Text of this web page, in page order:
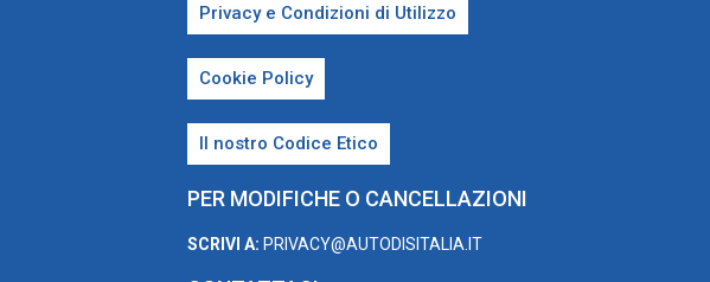
Privacy e Condizioni di Utilizzo
Cookie Policy
Il nostro Codice Etico
PER MODIFICHE O CANCELLAZIONI
SCRIVI A: PRIVACY@AUTODISITALIA.IT